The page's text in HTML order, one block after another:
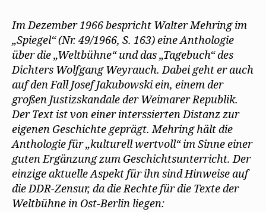
Im Dezember 1966 bespricht Walter Mehring im
„Spiegel“ (Nr. 49/1966, S. 163) eine Anthologie
über die „Weltbühne“ und das „Tagebuch“ des
Dichters Wolfgang Weyrauch. Dabei geht er auch
auf den Fall Josef Jakubowski ein, einem der
großen Justizskandale der Weimarer Republik.
Der Text ist von einer interssierten Distanz zur
eigenen Geschichte geprägt. Mehring hält die
Anthologie für „kulturell wertvoll“ im Sinne einer
guten Ergänzung zum Geschichtsunterricht. Der
einzige aktuelle Aspekt für ihn sind Hinweise auf
die DDR-Zensur, da die Rechte für die Texte der
Weltbühne in Ost-Berlin liegen: